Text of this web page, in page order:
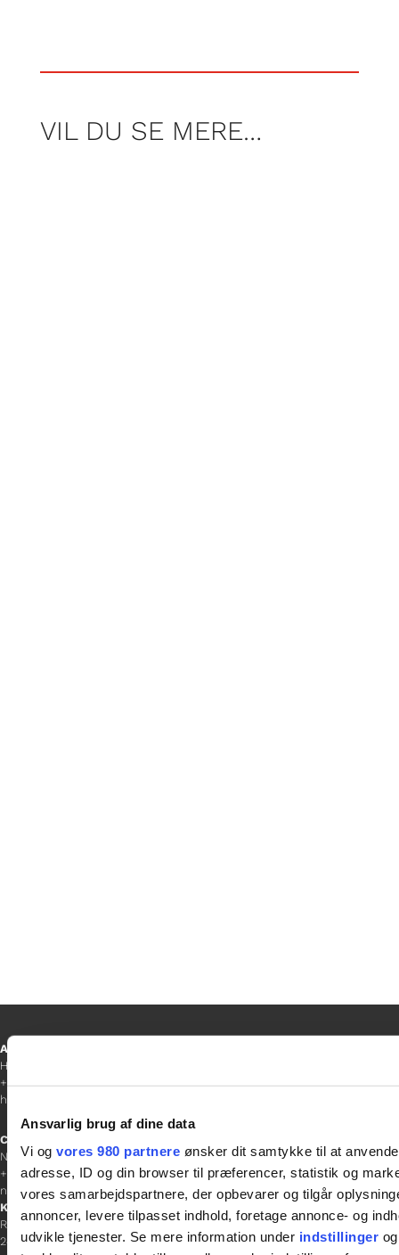
Ansvarlig brug af dine data
Vi og vores 980 partnere ønsker dit samtykke til at
adresse, ID og din browser til præferencer, statistik og
vores samarbejdspartnere, der opbevarer og tilgår
annoncer, levere tilpasset indhold, foretage annonce- og
udvikle tjenester. Se mere information under indstillinger
VIL DU SE MERE…
Ansvarshavende redaktør
Hanne Jensen
+45 30 20 68 35
hanne@gladfonden.dk
Chefredaktør
Nathalie Bitton
+45 26 25 17 65
nathalie@tv-glad.dk
København
Rentemestervej 45-47
2400 NV